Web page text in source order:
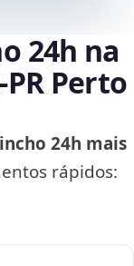
24h na
Perto
24h mais
rápidos: